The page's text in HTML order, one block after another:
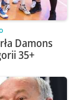
Damons
35+